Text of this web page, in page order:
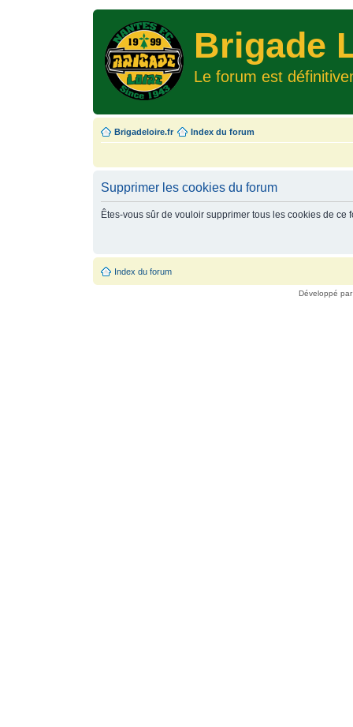
Brigade
Le forum est
Brigadeloire.fr Index du forum
Supprimer les cookies du forum
Êtes-vous sûr de vouloir supprimer tous les cookies de ce
Index du forum
Développé